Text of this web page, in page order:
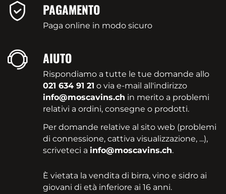
PAGAMENTO
Paga online in modo sicuro
AIUTO
Rispondiamo a tutte le tue domande allo
021 634 91 21 o via e-mail all'indirizzo
info@moscavins.ch in merito a problemi
relativi a ordini, consegne o prodotti.
Per domande relative al sito web (problemi
di connessione, cattiva visualizzazione, ...),
scriveteci a info@moscavins.ch.
È vietata la vendita di birra, vino e sidro ai
giovani di età inferiore ai 16 anni.